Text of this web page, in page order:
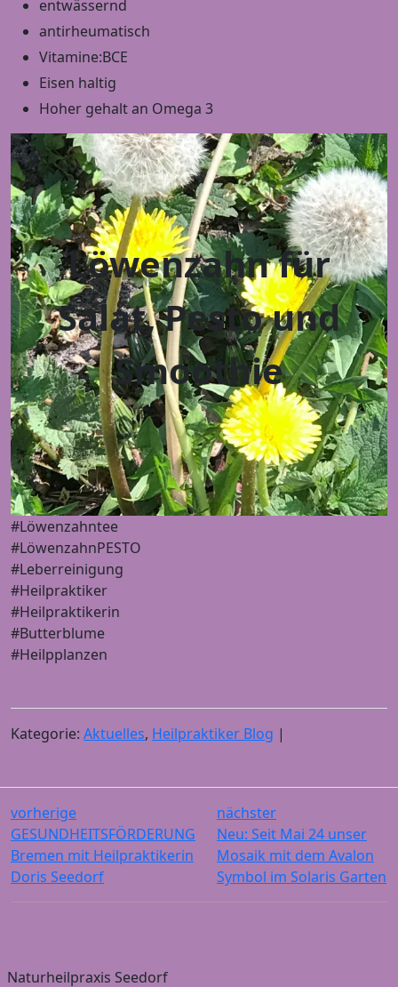
entwässernd
antirheumatisch
Vitamine:BCE
Eisen haltig
Hoher gehalt an Omega 3
Löwenzahn für
Salat, Pesto und
Smoothie
#Löwenzahntee
#LöwenzahnPESTO
#Leberreinigung
#Heilpraktiker
#Heilpraktikerin
#Butterblume
#Heilpplanzen
Kategorie: Aktuelles, Heilpraktiker Blog |
vorherige
GESUNDHEITSFÖRDERUNG
Bremen mit Heilpraktikerin
Doris Seedorf
nächster
Neu: Seit Mai 24 unser
Mosaik mit dem Avalon
Symbol im Solaris Garten
Naturheilpraxis Seedorf